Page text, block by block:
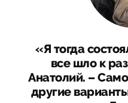
«Я тогда
все шло к
Анатолий. –
другие